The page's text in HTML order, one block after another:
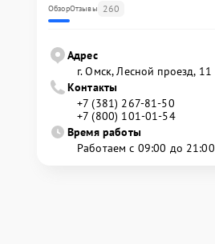
ОбзорОтзывы 260
Адрес
г. Омск, ​Лесной проезд, 11
Контакты
+7 (381) 267-81-50
+7 (800) 101-01-54
Время работы
Работаем с 09:00 до 21:00